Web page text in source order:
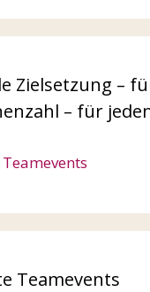
Zielsetzung –
– für
Teamevents